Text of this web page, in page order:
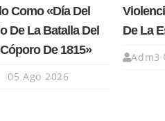
Como «Día Del
De La Batalla Del
De 1815»
05 Ago 2026
De La
Adm3